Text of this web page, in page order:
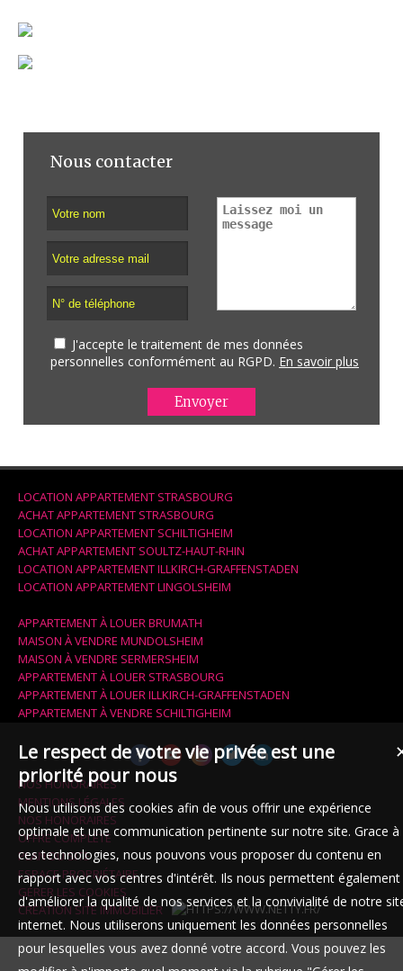
Nous contacter
J'accepte le traitement de mes données
personnelles conformément au RGPD. En savoir plus
LOCATION APPARTEMENT STRASBOURG
ACHAT APPARTEMENT STRASBOURG
LOCATION APPARTEMENT SCHILTIGHEIM
ACHAT APPARTEMENT SOULTZ-HAUT-RHIN
LOCATION APPARTEMENT ILLKIRCH-GRAFFENSTADEN
LOCATION APPARTEMENT LINGOLSHEIM
APPARTEMENT À LOUER BRUMATH
MAISON À VENDRE MUNDOLSHEIM
MAISON À VENDRE SERMERSHEIM
APPARTEMENT À LOUER STRASBOURG
APPARTEMENT À LOUER ILLKIRCH-GRAFFENSTADEN
APPARTEMENT À VENDRE SCHILTIGHEIM
NOS HONORAIRES
MENTIONS LÉGALES
NOS HONORAIRES
OFFRE COMPLÈTE
PLAN DU SITE
ESPACE PROPRIÉTAIRE
GÉRER LES COOKIES
CRÉATION SITE IMMOBILIER
Le respect de votre vie privée est une
priorité pour nous
Nous utilisons des cookies afin de vous offrir une expérience
optimale et une communication pertinente sur notre site. Grace à
ces technologies, nous pouvons vous proposer du contenu en
rapport avec vos centres d'intérêt. Ils nous permettent également
d'améliorer la qualité de nos services et la convivialité de notre
internet. Nous utiliserons uniquement les données personnelles
pour lesquelles vous avez donné votre accord. Vous pouvez les